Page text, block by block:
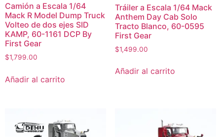
Camión a Escala 1/64
Mack R Model Dump Truck
Volteo de dos ejes SID
KAMP, 60-1161 DCP By
First Gear
$1,799.00
Añadir al carrito
Tráiler a Escala 1/64 Mack
Anthem Day Cab Solo
Tracto Blanco, 60-0595
First Gear
$1,499.00
Añadir al carrito